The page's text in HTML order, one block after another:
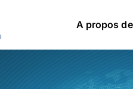
A propos